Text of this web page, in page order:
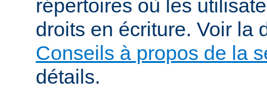
répertoires où les
droits en écriture. Voir la
Conseils à propos de la
détails.